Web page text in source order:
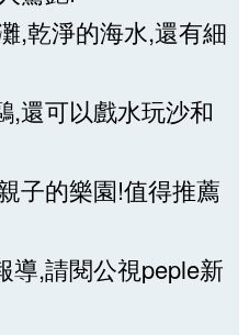
,乾淨的海水,還有細
,還可以戲水玩沙和
子的樂園!值得推薦
導,請閱公視peple新